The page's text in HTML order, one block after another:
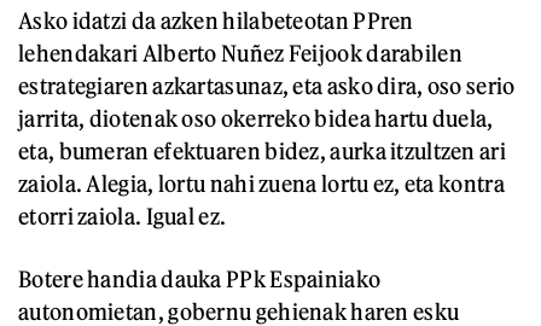
Asko idatzi da azken hilabeteotan PPren
lehendakari Alberto Nuñez Feijook darabilen
estrategiaren azkartasunaz, eta asko dira, oso serio
jarrita, diotenak oso okerreko bidea hartu duela,
eta, bumeran efektuaren bidez, aurka itzultzen ari
zaiola. Alegia, lortu nahi zuena lortu ez, eta kontra
etorri zaiola. Igual ez.
Botere handia dauka PPk Espainiako
autonomietan, gobernu gehienak haren esku